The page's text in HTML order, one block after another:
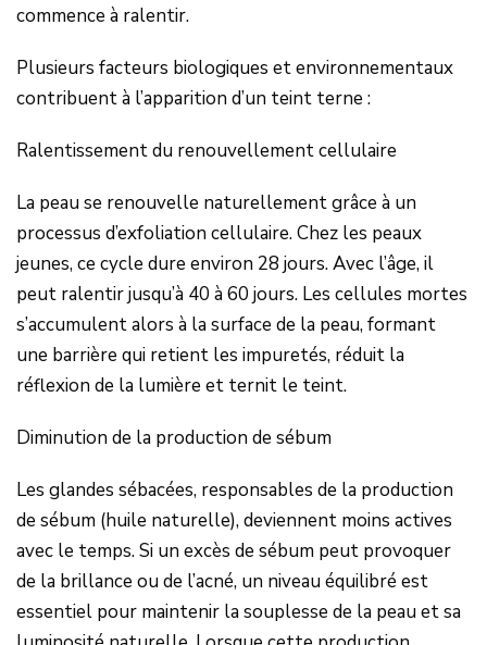
commence à ralentir.
Plusieurs facteurs biologiques et environnementaux
contribuent à l’apparition d’un teint terne :
Ralentissement du renouvellement cellulaire
La peau se renouvelle naturellement grâce à un
processus d’exfoliation cellulaire. Chez les peaux
jeunes, ce cycle dure environ 28 jours. Avec l’âge, il
peut ralentir jusqu’à 40 à 60 jours. Les cellules mortes
s’accumulent alors à la surface de la peau, formant
une barrière qui retient les impuretés, réduit la
réflexion de la lumière et ternit le teint.
Diminution de la production de sébum
Les glandes sébacées, responsables de la production
de sébum (huile naturelle), deviennent moins actives
avec le temps. Si un excès de sébum peut provoquer
de la brillance ou de l’acné, un niveau équilibré est
essentiel pour maintenir la souplesse de la peau et sa